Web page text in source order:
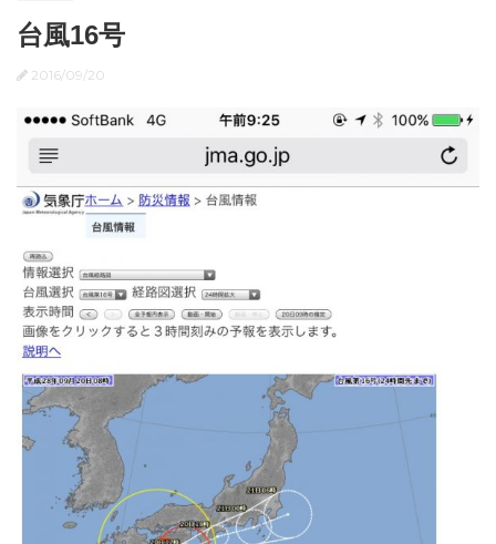
台風16号
2016/09/20